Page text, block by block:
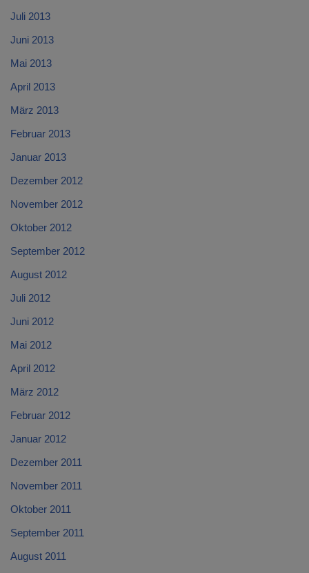
Juli 2013
Juni 2013
Mai 2013
April 2013
März 2013
Februar 2013
Januar 2013
Dezember 2012
November 2012
Oktober 2012
September 2012
August 2012
Juli 2012
Juni 2012
Mai 2012
April 2012
März 2012
Februar 2012
Januar 2012
Dezember 2011
November 2011
Oktober 2011
September 2011
August 2011